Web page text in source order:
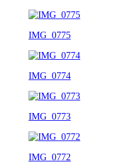
IMG_0775
IMG_0774
IMG_0773
IMG_0772